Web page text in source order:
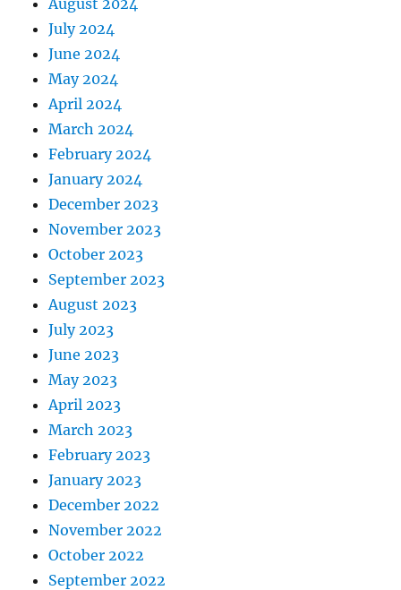
August 2024
July 2024
June 2024
May 2024
April 2024
March 2024
February 2024
January 2024
December 2023
November 2023
October 2023
September 2023
August 2023
July 2023
June 2023
May 2023
April 2023
March 2023
February 2023
January 2023
December 2022
November 2022
October 2022
September 2022